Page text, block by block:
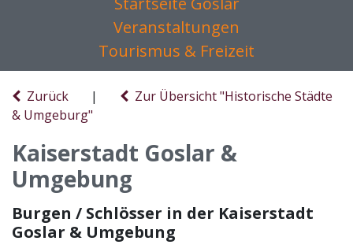
Veranstaltungen
Tourismus & Freizeit
Zurück |
Zur Übersicht "Historische Städte
& Umgeburg"
Kaiserstadt Goslar &
Umgebung
Burgen / Schlösser in der Kaiserstadt
Goslar & Umgebung